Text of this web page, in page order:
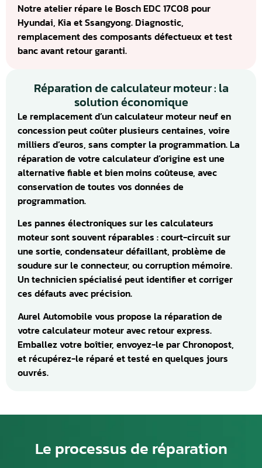
Notre atelier répare le Bosch EDC 17C08 pour
Hyundai, Kia et Ssangyong. Diagnostic,
remplacement des composants défectueux et test
banc avant retour garanti.
Réparation de calculateur moteur : la
solution économique
Le remplacement d’un calculateur moteur neuf en
concession peut coûter plusieurs centaines, voire
milliers d’euros, sans compter la programmation. La
réparation de votre calculateur d’origine est une
alternative fiable et bien moins coûteuse, avec
conservation de toutes vos données de
programmation.
Les pannes électroniques sur les calculateurs
moteur sont souvent réparables : court-circuit sur
une sortie, condensateur défaillant, problème de
soudure sur le connecteur, ou corruption mémoire.
Un technicien spécialisé peut identifier et corriger
ces défauts avec précision.
Aurel Automobile vous propose la réparation de
votre calculateur moteur avec retour express.
Emballez votre boîtier, envoyez-le par Chronopost,
et récupérez-le réparé et testé en quelques jours
ouvrés.
Le processus de réparation